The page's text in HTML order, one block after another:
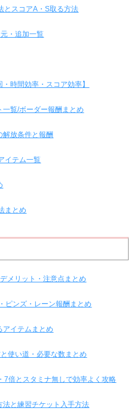
とスコアA・S取る方法
・追加一覧
時間効率・スコア効率】
覧/ボーダー報酬まとめ
解放条件と報酬
イテム一覧
まとめ
メリット・注意点まとめ
ピンズ・レーン報酬まとめ
アイテムまとめ
使い道・必要な数まとめ
7倍とスタミナ無しで効率よく攻略
法と練習チケット入手方法